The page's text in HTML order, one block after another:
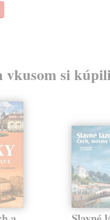
vkusom si